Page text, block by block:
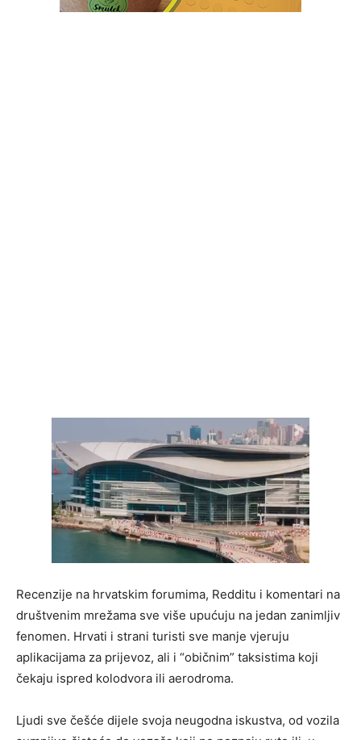
Recenzije na hrvatskim forumima, Redditu i komentari na
društvenim mrežama sve više upućuju na jedan zanimljiv
fenomen. Hrvati i strani turisti sve manje vjeruju
aplikacijama za prijevoz, ali i “običnim” taksistima koji
čekaju ispred kolodvora ili aerodroma.
Ljudi sve češće dijele svoja neugodna iskustva, od vozila